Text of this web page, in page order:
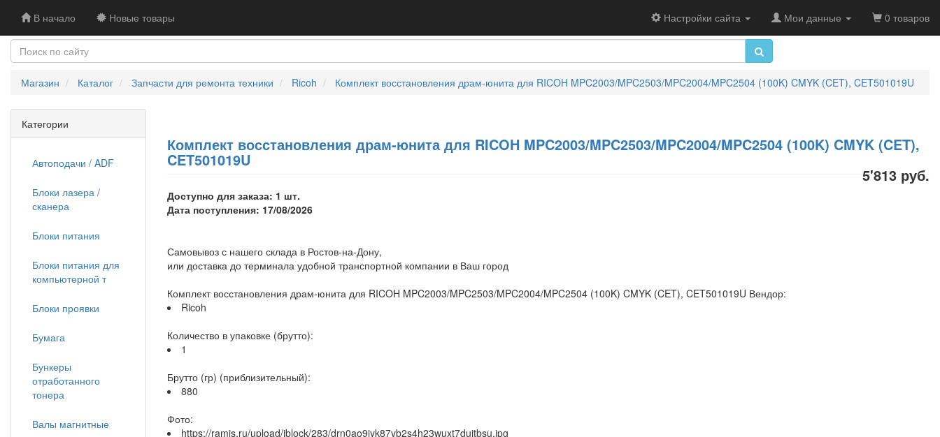
В начало Новые товары Настройки сайта Мои данные 0 товаров
Магазин Каталог Запчасти для ремонта техники Ricoh Комплект восстановления драм-юнита для RICOH MPC2003/MPC2503/MPC2004/MPC2504 (100K) CMYK (CET), CET501019U
Комплект восстановления драм-юнита для RICOH MPC2003/MPC2503/MPC2004/MPC2504 (100K) CMYK (CET),
CET501019U
5'813 руб.
Доступно для заказа: 1 шт.
Дата поступления: 17/08/2026
Самовывоз с нашего склада в Ростов-на-Дону,
или доставка до терминала удобной транспортной компании в Ваш город
Комплект восстановления драм-юнита для RICOH MPC2003/MPC2503/MPC2004/MPC2504 (100K) CMYK (CET), CET501019U Вендор:
Ricoh
Количество в упаковке (брутто):
1
Брутто (гр) (приблизительный):
880
Фото:
https://ramis.ru/upload/iblock/283/drn0ao9iyk87vb2s4h23wuxt7duitbsu.jpg
Категории
Автоподачи / ADF
Блоки лазера /
сканера
Блоки питания
Блоки питания для
компьютерной т
Блоки проявки
Бумага
Бункеры
отработанного
тонера
Валы магнитные